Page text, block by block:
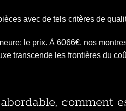
avec de tels critères de
le prix. À 6066€, nos
transcende les frontières du
comment